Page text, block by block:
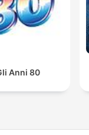
Anni 80